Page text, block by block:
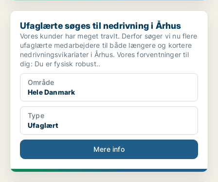
Ufaglærte søges til nedrivning i Århus
Ufaglærte søges til nedrivning i Århus
Vores kunder har meget travlt. Derfor søger vi nu flere
ufaglærte medarbejdere til både længere og kortere
nedrivningsvikariater i Århus. Vores forventninger til
dig: Du er fysisk robust..
Område
Hele Danmark
Type
Ufaglært
Mere info